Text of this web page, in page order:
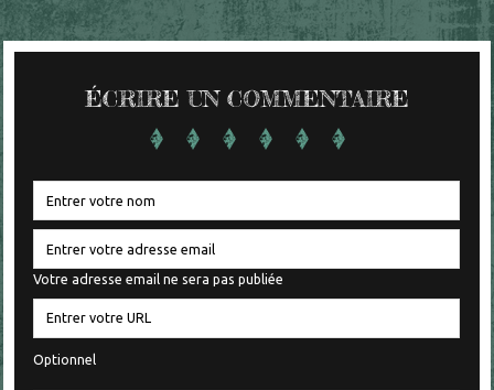
ÉCRIRE UN COMMENTAIRE
Votre adresse email ne sera pas publiée
Optionnel